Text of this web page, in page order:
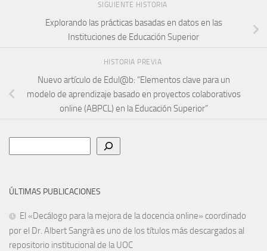
SIGUIENTE HISTORIA
Explorando las prácticas basadas en datos en las
Instituciones de Educación Superior
HISTORIA PREVIA
Nuevo artículo de Edul@b: “Elementos clave para un
modelo de aprendizaje basado en proyectos colaborativos
online (ABPCL) en la Educación Superior”
ÚLTIMAS PUBLICACIONES
El «Decálogo para la mejora de la docencia online» coordinado
por el Dr. Albert Sangrà es uno de los títulos más descargados al
repositorio institucional de la UOC